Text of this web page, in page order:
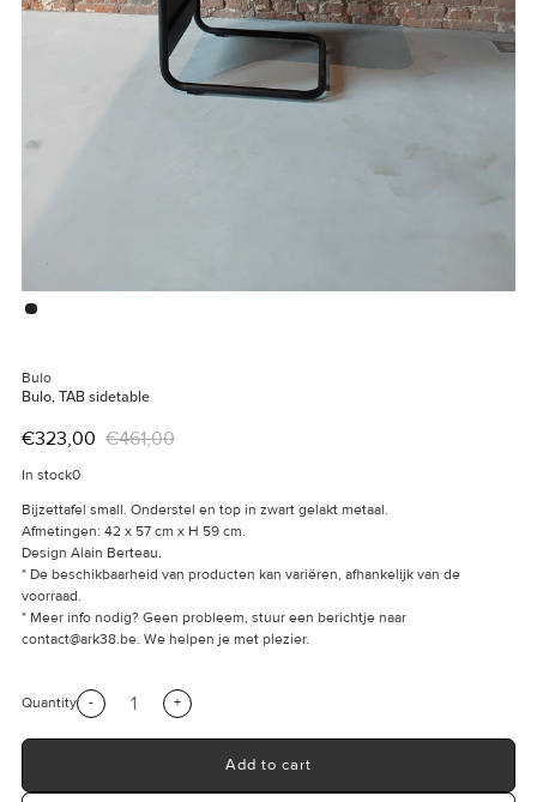
Bulo
Bulo, TAB sidetable
€323,00 €461,00
In stock0
Bijzettafel small. Onderstel en top in zwart gelakt metaal.
Afmetingen: 42 x 57 cm x H 59 cm.
Design Alain Berteau.
* De beschikbaarheid van producten kan variëren, afhankelijk van de
voorraad.
* Meer info nodig? Geen probleem, stuur een berichtje naar
contact@ark38.be. We helpen je met plezier.
Quantity - +
Add to cart